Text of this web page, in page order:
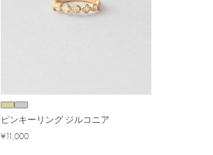
ピンキーリング ジルコニア
¥11,000